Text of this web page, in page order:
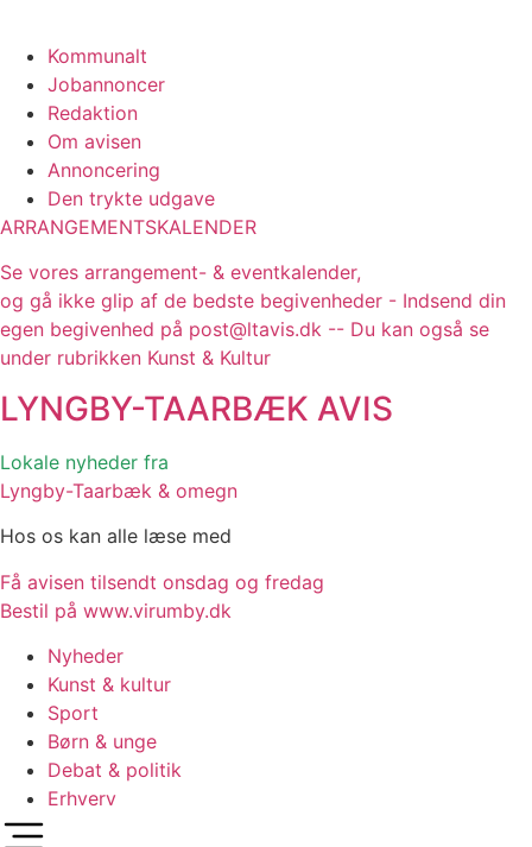
Kommunalt
Jobannoncer
Redaktion
Om avisen
Annoncering
Den trykte udgave
ARRANGEMENTSKALENDER
Se vores arrangement- & eventkalender,
og gå ikke glip af de bedste begivenheder - Indsend din
egen begivenhed på post@ltavis.dk -- Du kan også se
under rubrikken Kunst & Kultur
LYNGBY-TAARBÆK AVIS
Lokale nyheder fra
Lyngby-Taarbæk & omegn
Hos os kan alle læse med
Få avisen tilsendt onsdag og fredag
Bestil på www.virumby.dk
Nyheder
Kunst & kultur
Sport
Børn & unge
Debat & politik
Erhverv